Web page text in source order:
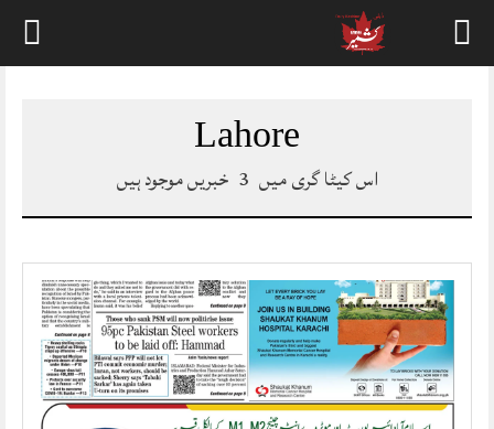
Skip
Lahore
اس کیٹا گری میں 3 خبریں موجود ہیں